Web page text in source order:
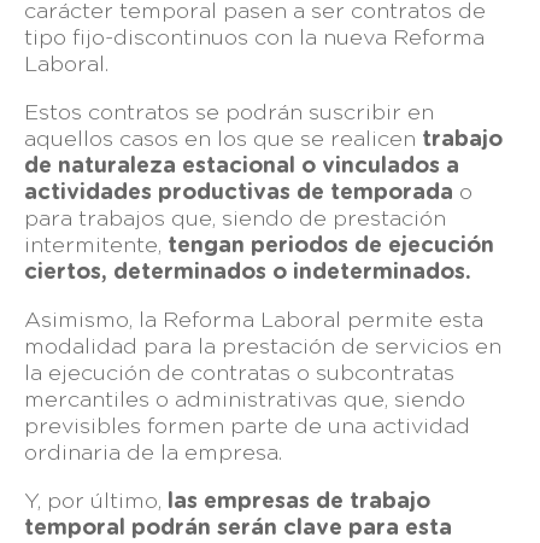
carácter temporal pasen a ser contratos de
tipo fijo-discontinuos con la nueva Reforma
Laboral.
Estos contratos se podrán suscribir en
aquellos casos en los que se realicen trabajo
de naturaleza estacional o vinculados a
actividades productivas de temporada o
para trabajos que, siendo de prestación
intermitente, tengan periodos de ejecución
ciertos, determinados o indeterminados.
Asimismo, la Reforma Laboral permite esta
modalidad para la prestación de servicios en
la ejecución de contratas o subcontratas
mercantiles o administrativas que, siendo
previsibles formen parte de una actividad
ordinaria de la empresa.
Y, por último, las empresas de trabajo
temporal podrán serán clave para esta